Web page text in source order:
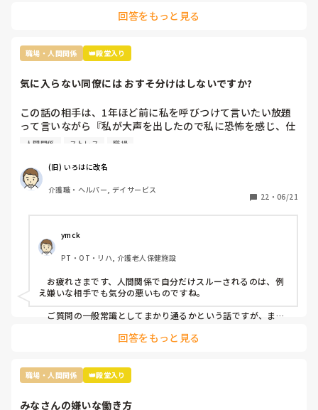
トを開催したり、工作レクをしてみたり…やることを探せばい
できるか、今一度模索してみてはいかがでしょうか。
回答をもっと見る
職場・人間関係 👑殿堂入り
気に入らない同僚には おすそ分けはしないですか?
この話の相手は、1年ほど前に私を呼びつけて言いたい放題
って言いながら『私が大声を出したので私に恐怖を感じ、仕
事が一緒にできない』と因縁をつけてきた 看護師Nなんです
当時、現場にいた関係者に事情聴取をした結果、 レクリエ
ーションも止まらなかったし、誰も仲裁には来なかったので
結論がでたのに、この看護師『 周りがなんと言っても、私
は、あの時、大声を出されて恐怖を感じた』とずっと言い続
けていて、この話を境に、敵意というより憎悪をむき出しに
するようになってきました。
そんなある日のことです。看護師Nがどこかに旅行に行って
きたのでお土産をみんなの連絡用のレターケースの中に入れ
あったんですが、私のところにだけ入っていなかったです
貰わなくてよかったな。と思うのですが…
人間関係 ストレス 職場
(旧) いろはに改名
介護職・ヘルパー, デイサービス
22 ・ 06/21
ymck
PT・OT・リハ, 介護老人保健施設
お疲れさまです、人間関係で自分だけスルーされるのは、例
え嫌いな相手でも気分の悪いものですね。
ご質問の一般常識としてまかり通るかという話ですが、まか
り、お土産誰に配るかは本人の自由ではありますが、特定の一
し、故意にのけ者にしていた証拠もないのが難しいですね。
になるということです。おっしゃる通り、ご自身はお相手をの
回答をもっと見る
職場・人間関係 👑殿堂入り
みなさんの嫌いな働き方